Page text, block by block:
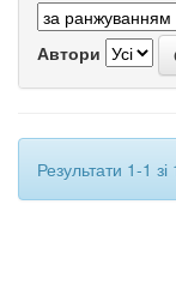
Автори
Результати 1-1